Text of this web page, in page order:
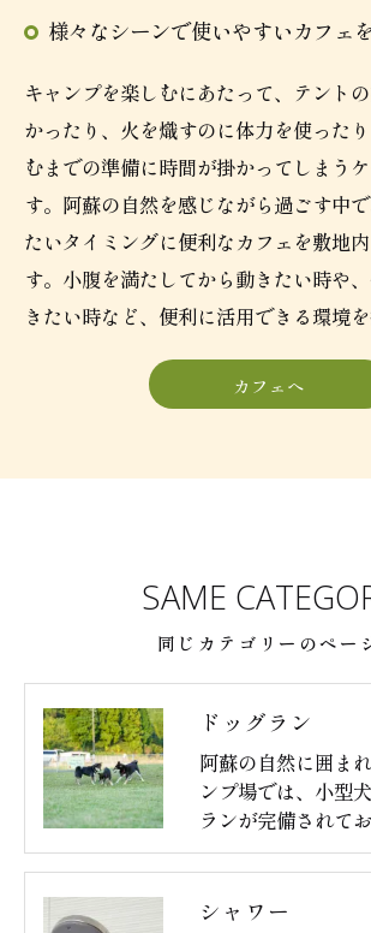
様々なシーンで使いやすいカフェ
キャンプを楽しむにあたって、テント
かったり、火を熾すのに体力を使った
むまでの準備に時間が掛かってしまう
す。阿蘇の自然を感じながら過ごす中
たいタイミングに便利なカフェを敷地
す。小腹を満たしてから動きたい時や
きたい時など、便利に活用できる環境を
カフェへ
同じカテゴリーのペー
SAME
ドッグラン
阿蘇の自然に囲ま
ンプ場では、小型
ランが完備されて
シャワー